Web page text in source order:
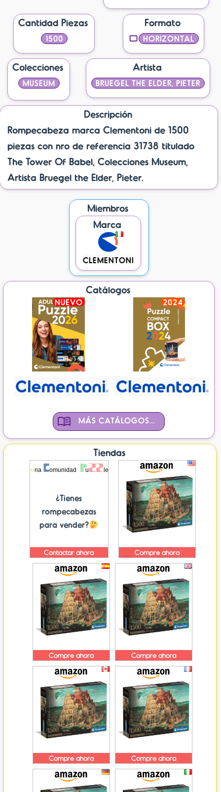
Cantidad Piezas
1500
Formato
HORIZONTAL
Colecciones
MUSEUM
Artista
BRUEGEL THE ELDER, PIETER
Descripción
Rompecabeza marca Clementoni de 1500
piezas con nro de referencia 31738 titulado
The Tower Of Babel, Colecciones Museum,
Artista Bruegel the Elder, Pieter.
Miembros
Marca
CLEMENTONI
Catálogos
NUEVO 2024
MÁS CATÁLOGOS...
Tiendas
¿Tienes
rompecabezas
para vender?
Contactar ahora Compre ahora
Compre ahora Compre ahora
Compre ahora Compre ahora